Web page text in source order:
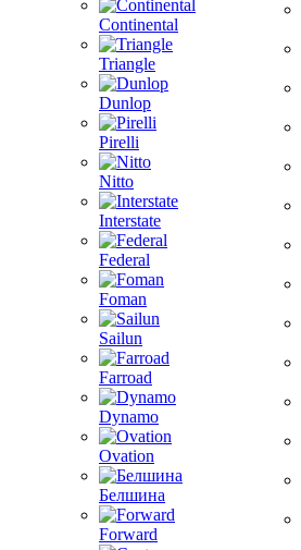
Continental
Triangle
Dunlop
Pirelli
Nitto
Interstate
Federal
Foman
Sailun
Farroad
Dynamo
Ovation
Белшина
Forward